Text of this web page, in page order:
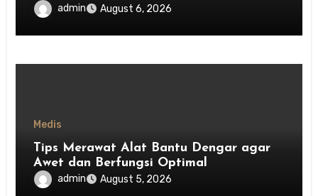
admin August 6, 2026
Medis
Tips Merawat Alat Bantu Dengar agar
Awet dan Berfungsi Optimal
admin August 5, 2026